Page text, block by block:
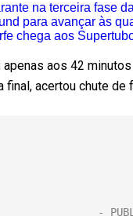
na terceira fase
para avançar às
chega aos
aos 42
final, acertou chute